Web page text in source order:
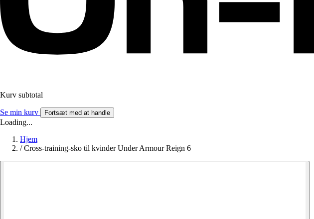
Kurv subtotal
Se min kurv Fortsæt med at handle
Loading...
Hjem
/ Cross-training-sko til kvinder Under Armour Reign 6